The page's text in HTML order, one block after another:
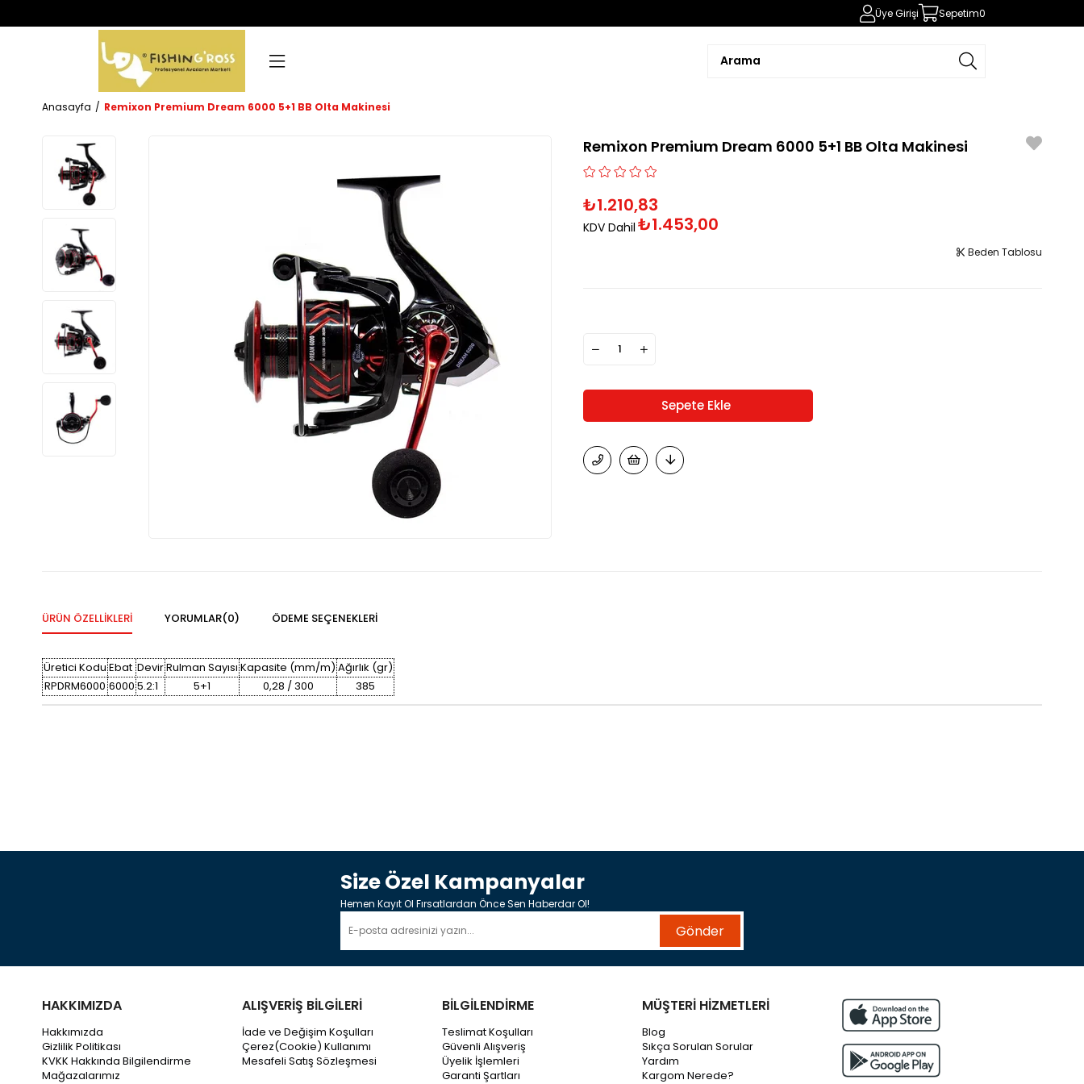
Üye Girişi Sepetim0
Anasayfa Remixon Premium Dream 6000 5+1 BB Olta Makinesi
Remixon Premium Dream 6000 5+1 BB Olta Makinesi
₺1.210,83
KDV Dahil ₺1.453,00
Beden Tablosu
ÜRÜN ÖZELLIKLERI YORUMLAR(0) ÖDEME SEÇENEKLERI
Üretici Kodu Ebat DevirRulman Sayısı Kapasite (mm/m) Ağırlık (gr)
RPDRM6000 6000 5.2:1 5+1 0,28 / 300 385
Size Özel Kampanyalar
Hemen Kayıt Ol Fırsatlardan Önce Sen Haberdar Ol!
Gönder
HAKKIMIZDA
Hakkımızda
Gizlilik Politikası
KVKK Hakkında Bilgilendirme
Mağazalarımız
ALIŞVERİŞ BİLGİLERİ
İade ve Değişim Koşulları
Çerez(Cookie) Kullanımı
Mesafeli Satış Sözleşmesi
BİLGİLENDİRME
Teslimat Koşulları
Güvenli Alışveriş
Üyelik İşlemleri
Garanti Şartları
MÜŞTERİ HİZMETLERİ
Blog
Sıkça Sorulan Sorular
Yardım
Kargom Nerede?